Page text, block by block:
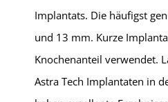
Implantats. Die häufigst
und 13 mm. Kurze
Knochenanteil verwendet.
Astra Tech Implantaten in